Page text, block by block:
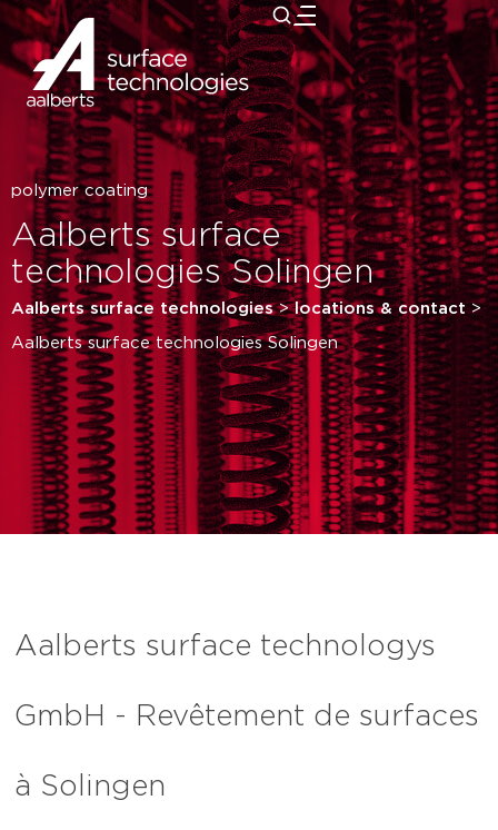
close
polymer coating
Aalberts surface
technologies Solingen
Aalberts surface technologies>locations & contact>
Aalberts surface technologies Solingen
Aalberts surface technologys
GmbH - Revêtement de surfaces
à Solingen